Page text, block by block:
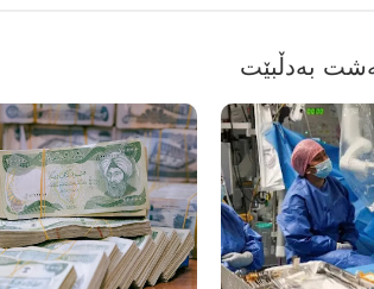
بەدڵبێت